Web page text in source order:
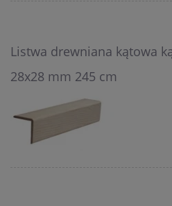
Listwa drewniana kątowa
28x28 mm 245 cm